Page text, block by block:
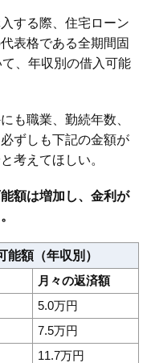
する際、住宅ローン
表格である全期間固
、年収別の借入可能
も職業、勤続年数、
ずしも下記の金額が
考えてほしい。
額は増加し、金利が
額（年収別）
月々の返済額
5.0万円
7.5万円
11.7万円